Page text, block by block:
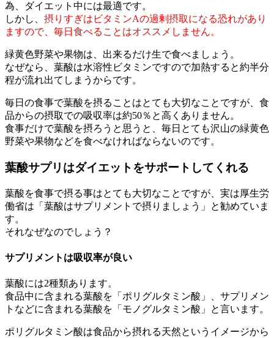
為、ダイエット中には最適です。
しかし、 摂りすぎはビタミンAの過剰摂取になる恐れがあり
ますので、毎日食べることはオススメしません。
緑黄色野菜や果物は、出来るだけ生で食べましょう。
なぜなら、葉酸は水溶性ビタミンですので加熱すると約半分
程が流れ出てしまうからです。
毎日の食事で葉酸を摂ることはとても大切なことですが、食
品からの摂取での吸収率は約50％と高くありません。
食事だけで葉酸を摂ろうと思うと、毎日とても沢山の緑黄色
野菜や果物などを食べなければならないのです。
葉酸サプリはダイエットをサポートしてくれる
葉酸を食事で摂る事はとても大切なことですが、実は厚生労
働省は「葉酸はサプリメントで摂りましょう」と勧めていま
す。
それなぜなのでしょう？
サプリメントは吸収率が良い
葉酸には2種類あります。
食品中に含まれる葉酸を「ポリグルタミン酸」、サプリメン
トなどに含まれる葉酸を「モノグルタミン酸」と言います。
ポリグルタミン酸は食品から摂れる天然というイメージから